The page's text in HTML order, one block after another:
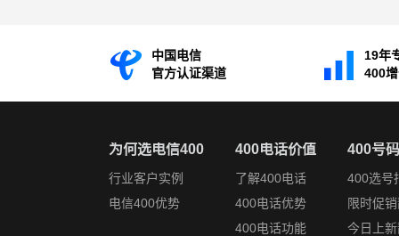
中国电信
官方认证渠道
19年
400
为何选电信400
行业客户实例
电信400优势
400电话价值
了解400电话
400电话优势
400电话功能
400号
400选号
限时促
今日上